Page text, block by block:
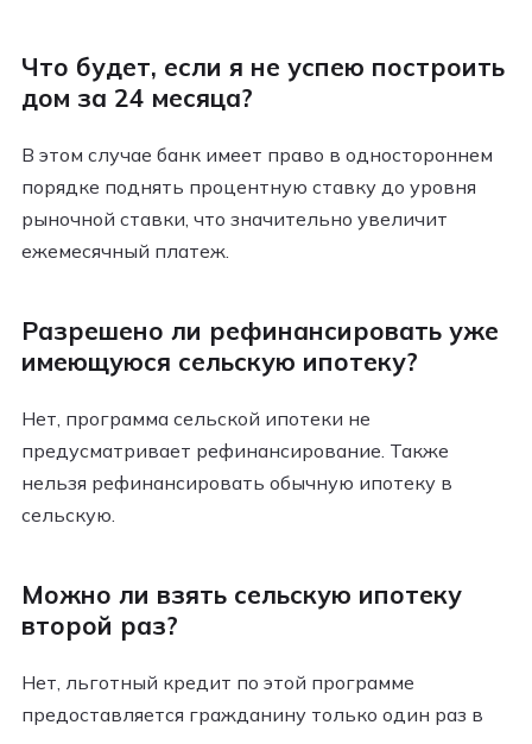
Что будет, если я не успею построить
дом за 24 месяца?
В этом случае банк имеет право в одностороннем
порядке поднять процентную ставку до уровня
рыночной ставки, что значительно увеличит
ежемесячный платеж.
Разрешено ли рефинансировать уже
имеющуюся сельскую ипотеку?
Нет, программа сельской ипотеки не
предусматривает рефинансирование. Также
нельзя рефинансировать обычную ипотеку в
сельскую.
Можно ли взять сельскую ипотеку
второй раз?
Нет, льготный кредит по этой программе
предоставляется гражданину только один раз в